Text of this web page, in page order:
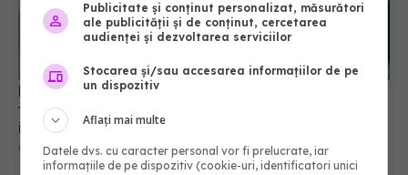
Pacienții ar putea avea acces mai rapid la
tratamente. UNIFARM anunță un parteneriat
important
Publicitate și conținut personalizat, măsurători
ale publicității și de conținut, cercetarea
audienței și dezvoltarea serviciilor
Stocarea și/sau accesarea informațiilor de pe
un dispozitiv
Aflați mai multe
Datele dvs. cu caracter personal vor fi prelucrate, iar
informațiile de pe dispozitiv (cookie-uri, identificatori unici